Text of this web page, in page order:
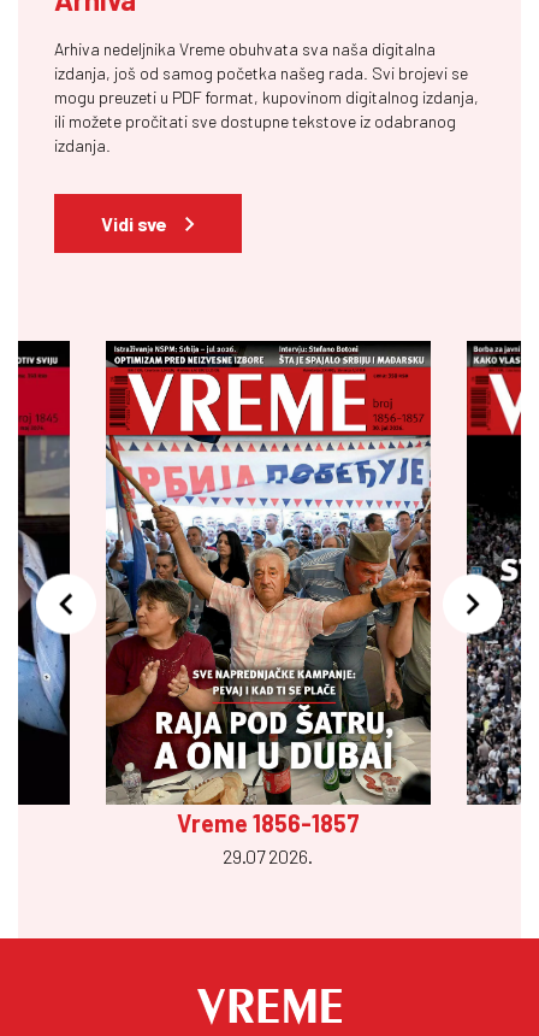
Arhiva nedeljnika Vreme obuhvata sva naša digitalna
izdanja, još od samog početka našeg rada. Svi brojevi se
mogu preuzeti u PDF format, kupovinom digitalnog izdanja,
ili možete pročitati sve dostupne tekstove iz odabranog
izdanja.
Vidi sve
Vreme 1856-1857
29.07 2026.